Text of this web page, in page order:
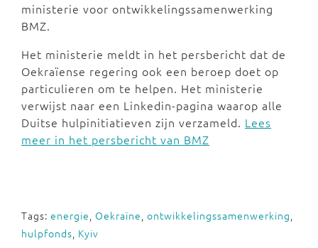
ministerie voor ontwikkelingssamenwerking
BMZ.
Het ministerie meldt in het persbericht dat de
Oekraïense regering ook een beroep doet op
particulieren om te helpen. Het ministerie
verwijst naar een Linkedin-pagina waarop alle
Duitse hulpinitiatieven zijn verzameld. Lees
meer in het persbericht van BMZ
Tags: energie, Oekraïne, ontwikkelingssamenwerking,
hulpfonds, Kyiv